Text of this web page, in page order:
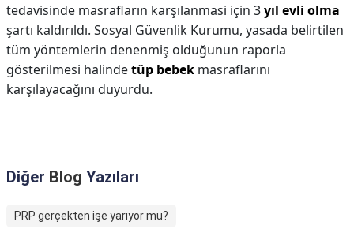
tedavisinde masrafların karşılanmasi için 3yıl evli olma
şartı kaldırıldı. Sosyal Güvenlik Kurumu, yasada belirtilen
tüm yöntemlerin denenmiş olduğunun raporla
gösterilmesi halindetüp bebek masraflarını
karşılayacağını duyurdu.
Diğer Blog Yazıları
PRP gerçekten işe yarıyor mu?